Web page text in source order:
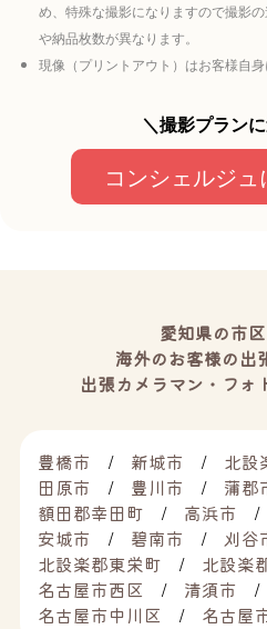
め、特殊な撮影になりますので撮影
や納品枚数が異なります。
現像（プリントアウト）はお客様自身
＼撮影プラン
コンシェルジュ
愛知県の市
海外のお客様の出
出張カメラマン・フォ
豊橋市 新城市
北設
田原市
豊川市 蒲郡
額田郡幸田町
高浜市
安城市
碧南市
刈谷
北設楽郡東栄町
北設楽
名古屋市西区
清須市
名古屋市中川区
名古屋